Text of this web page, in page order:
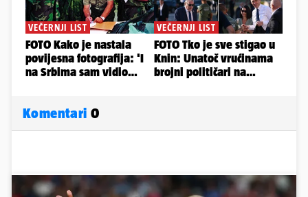
Komentari 0